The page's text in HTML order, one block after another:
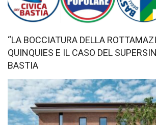
“LA BOCCIATURA DELLA
QUINQUIES E IL CASO DEL
BASTIA